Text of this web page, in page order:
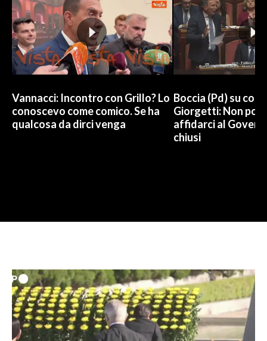
Vannacci: Incontro con Grillo? Lo
conoscevo come comico. Se ha
qualcosa da dirci venga
Boccia (Pd) su
Giorgetti: Non
affidarci al
chiusi